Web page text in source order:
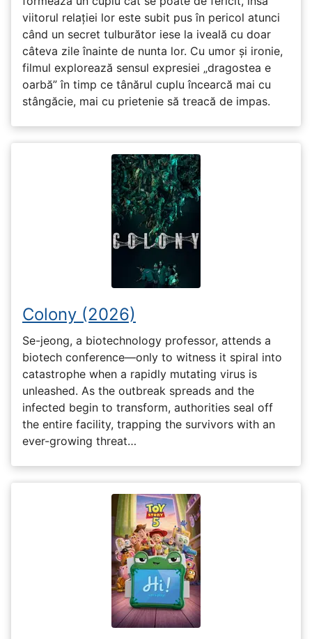
viitorul relației lor este subit pus în pericol atunci
când un secret tulburător iese la iveală cu doar
câteva zile înainte de nunta lor. Cu umor și ironie,
filmul explorează sensul expresiei „dragostea e
oarbă” în timp ce tânărul cuplu încearcă mai cu
stângăcie, mai cu prietenie să treacă de impas.
Colony (2026)
Se-jeong, a biotechnology professor, attends a
biotech conference—only to witness it spiral into
catastrophe when a rapidly mutating virus is
unleashed. As the outbreak spreads and the
infected begin to transform, authorities seal off
the entire facility, trapping the survivors with an
ever-growing threat…